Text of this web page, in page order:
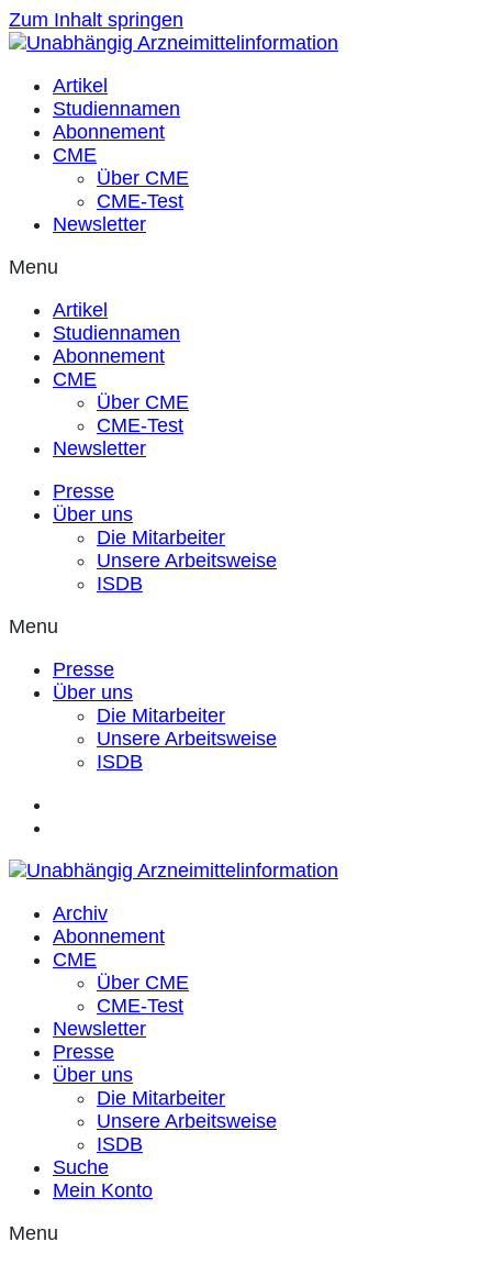
Zum Inhalt springen
Artikel
Studiennamen
Abonnement
CME
Über CME
CME-Test
Newsletter
Menu
Artikel
Studiennamen
Abonnement
CME
Über CME
CME-Test
Newsletter
Presse
Über uns
Die Mitarbeiter
Unsere Arbeitsweise
ISDB
Menu
Presse
Über uns
Die Mitarbeiter
Unsere Arbeitsweise
ISDB
Archiv
Abonnement
CME
Über CME
CME-Test
Newsletter
Presse
Über uns
Die Mitarbeiter
Unsere Arbeitsweise
ISDB
Suche
Mein Konto
Menu